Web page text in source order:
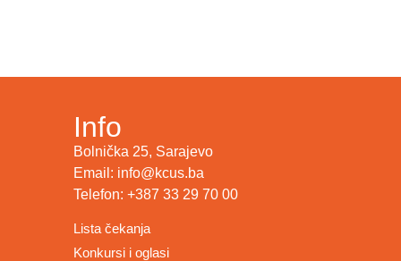
Info
Bolnička 25, Sarajevo
Email: info@kcus.ba
Telefon: +387 33 29 70 00
Lista čekanja
Konkursi i oglasi